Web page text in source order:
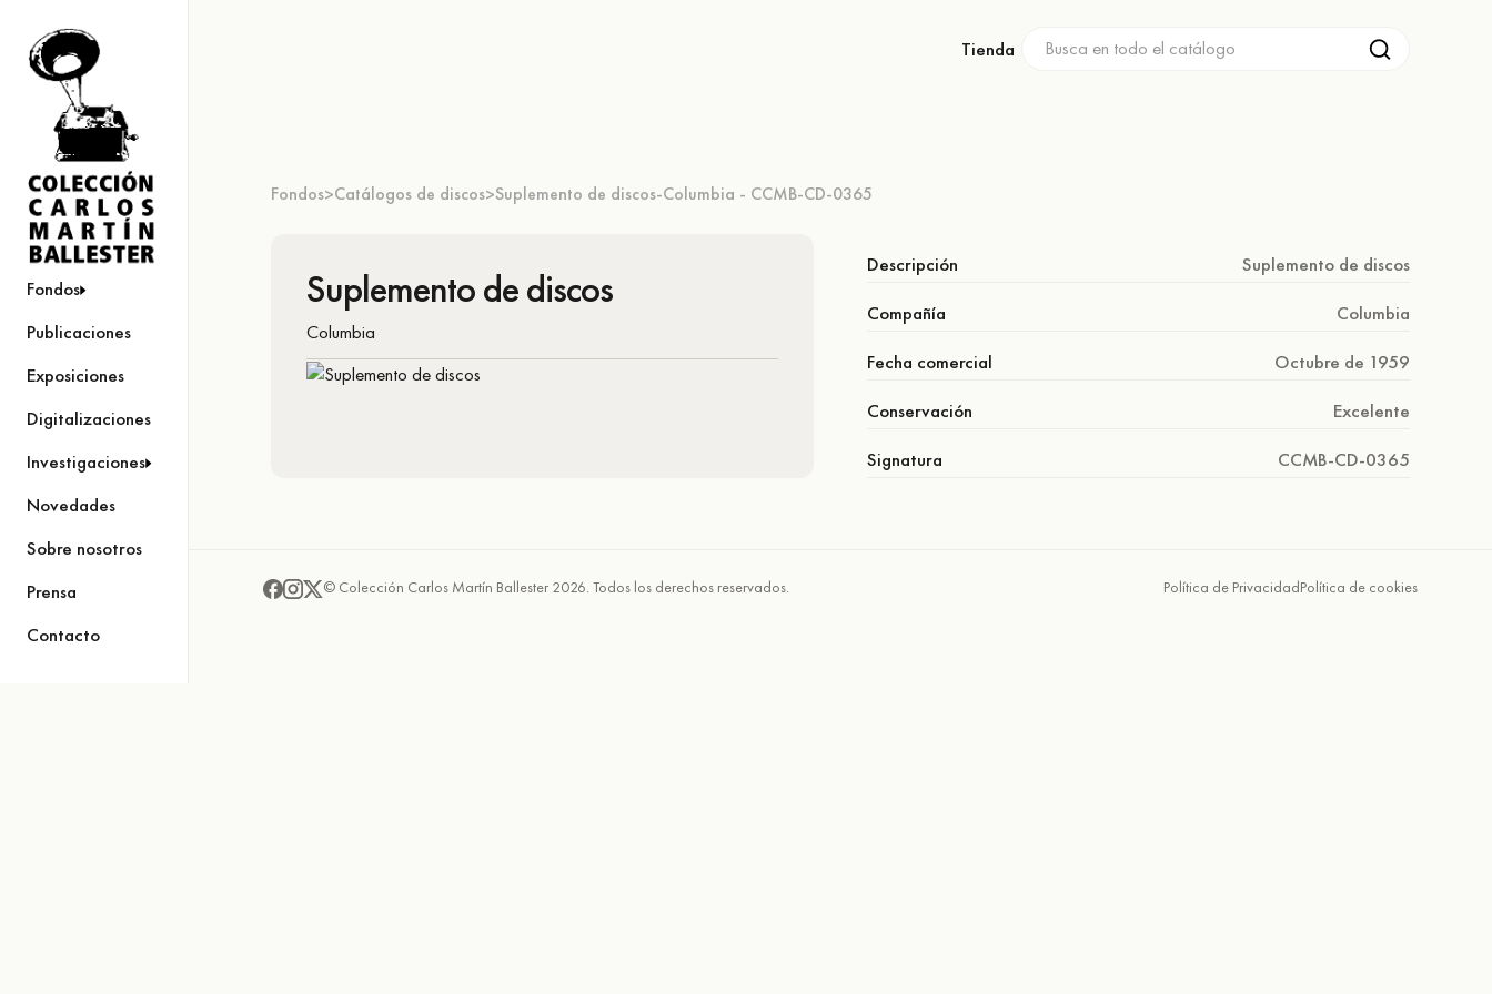
Fondos
Publicaciones
Exposiciones
Digitalizaciones
Investigaciones
Novedades
Sobre nosotros
Prensa
Contacto
Tienda
Fondos>Catálogos de discos>Suplemento de discos-Columbia - CCMB-CD-0365
Suplemento de discos
Columbia
Descripción
Suplemento de discos
Compañía
Columbia
Fecha comercial
Octubre de 1959
Conservación
Excelente
Signatura
CCMB-CD-0365
© Colección Carlos Martín Ballester 2026. Todos los derechos reservados. Política de PrivacidadPolítica de cookies